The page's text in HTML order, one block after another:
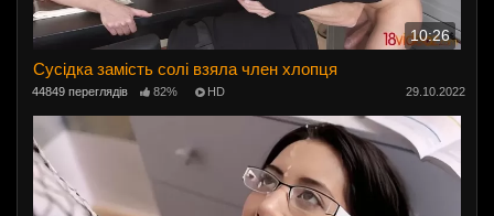
10:26
Сусідка замість солі взяла член хлопця
44849 переглядів 82% HD 29.10.2022